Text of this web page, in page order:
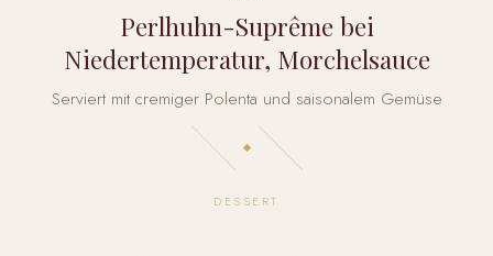
Perlhuhn-Suprême bei
Niedertemperatur, Morchelsauce
Serviert mit cremiger Polenta und saisonalem Gemüse
DESSERT